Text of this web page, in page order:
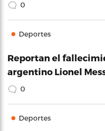
0
Deportes
Reportan el
argentino Lionel
0
Deportes